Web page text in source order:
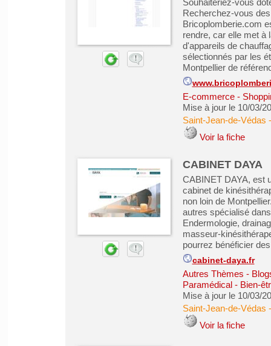
Souhaiteriez-vous
Recherchez-vous
Bricoplomberie.com
rendre, car elle met à
d'appareils de
sélectionnés par les
Montpellier de
E-commerce -
Mise à jour le 10/03/
Saint-Jean-de-Védas
Voir la fiche
CABINET DAYA
CABINET DAYA, est
cabinet de
non loin de
autres spécialisé
Endermologie,
masseur-
pourrez bénéficier
cabinet-daya.fr
Autres Thèmes -
Paramédical - Bien-
Mise à jour le 10/03/
Saint-Jean-de-Védas
Voir la fiche